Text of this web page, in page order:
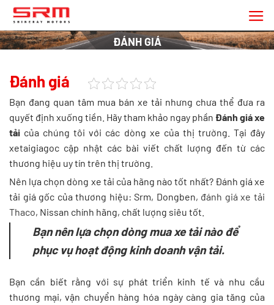
Chuyển
đến
nội
dung
ĐÁNH GIÁ
Đánh giá
Bạn đang quan tâm mua bán xe tải nhưng chưa thể đưa ra
quyết định xuống tiền. Hãy tham khảo ngay phần Đánh giá xe
tải của chúng tôi với các dòng xe của thị trường. Tại đây
xetaigiagoc cập nhật các bài viết chất lượng đến từ các
thương hiệu uy tín trên thị trường.
Nên lựa chọn dòng xe tải của hãng nào tốt nhất? Đánh giá xe
tải giá gốc của thương hiệu: Srm, Dongben, đánh giá xe tải
Thaco, Nissan chính hãng, chất lượng siêu tốt.
Bạn nên lựa chọn dòngmua xe tảinào để
phục vụ hoạt động kinh doanh vận tải.
Bạn cần biết rằng với sự phát triển kinh tế và nhu cầu
thương mại, vận chuyển hàng hóa ngày càng gia tăng của